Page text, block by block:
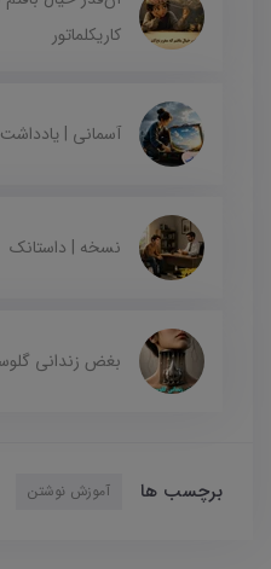
کاریکلماتور
آسمانی | یادداشت
نسخه | داستانک
بغض زندانی
برچسب ها آموزش نوشتن